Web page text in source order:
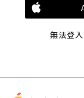
無法登